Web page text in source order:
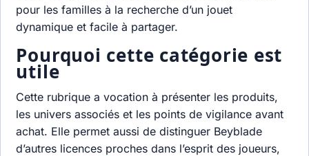
pour les familles à la recherche d’un jouet
dynamique et facile à partager.
Pourquoi cette catégorie est
utile
Cette rubrique a vocation à présenter les produits,
les univers associés et les points de vigilance avant
achat. Elle permet aussi de distinguer Beyblade
d’autres licences proches dans l’esprit des joueurs,